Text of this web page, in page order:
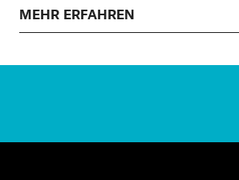
MEHR ERFAHREN